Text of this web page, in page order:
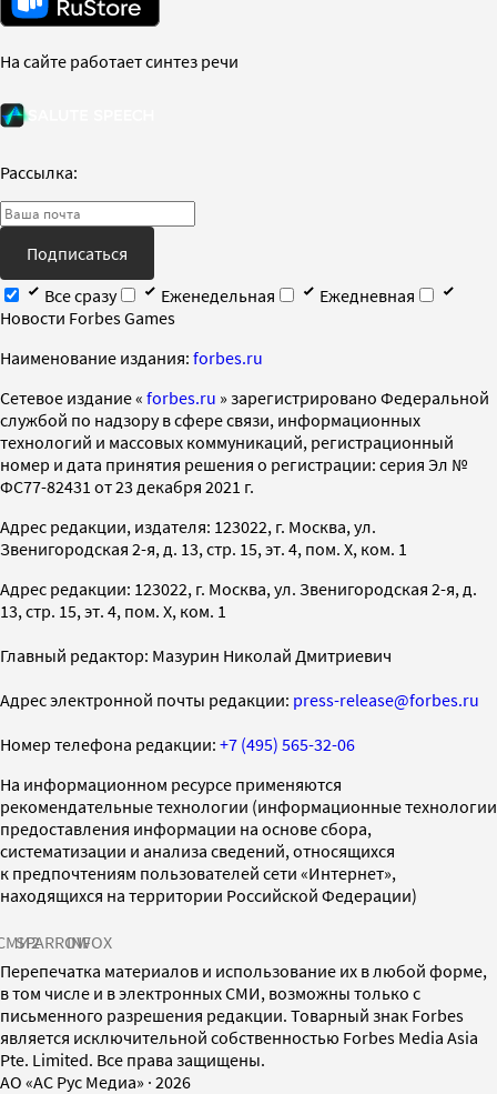
На сайте работает синтез речи
Рассылка:
Подписаться
Все сразу
Еженедельная
Ежедневная
Новости Forbes Games
Наименование издания: forbes.ru
Cетевое издание « forbes.ru » зарегистрировано Федеральной
службой по надзору в сфере связи, информационных
технологий и массовых коммуникаций, регистрационный
номер и дата принятия решения о регистрации: серия Эл №
ФС77-82431 от 23 декабря 2021 г.
Адрес редакции, издателя: 123022, г. Москва, ул.
Звенигородская 2-я, д. 13, стр. 15, эт. 4, пом. X, ком. 1
Адрес редакции: 123022, г. Москва, ул. Звенигородская 2-я, д.
13, стр. 15, эт. 4, пом. X, ком. 1
Главный редактор: Мазурин Николай Дмитриевич
Адрес электронной почты редакции: press-release@forbes.ru
Номер телефона редакции: +7 (495) 565-32-06
На информационном ресурсе применяются
рекомендательные технологии (информационные технологии
предоставления информации на основе сбора,
систематизации и анализа сведений, относящихся
к предпочтениям пользователей сети «Интернет»,
находящихся на территории Российской Федерации)
SPARROWINFOX
Перепечатка материалов и использование их в любой форме,
в том числе и в электронных СМИ, возможны только с
письменного разрешения редакции. Товарный знак Forbes
является исключительной собственностью Forbes Media Asia
Pte. Limited. Все права защищены.
AO «АС Рус Медиа» · 2026